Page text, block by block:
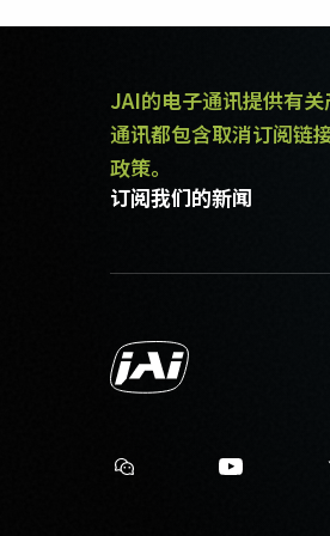
JAI的电子通讯提供有
通讯都包含取消订阅链
政策。
订阅我们的新闻